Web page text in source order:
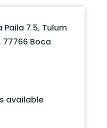
7.5, Tulum
77766 Boca
available